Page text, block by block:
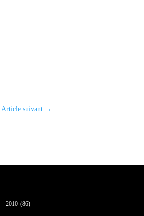
Article suivant→
2010 (86)